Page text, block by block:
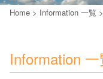
Home > Information 一覧 >
Information